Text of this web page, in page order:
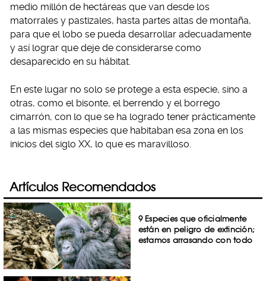
medio millón de hectáreas que van desde los
matorrales y pastizales, hasta partes altas de montaña,
para que el lobo se pueda desarrollar adecuadamente
y así lograr que deje de considerarse como
desaparecido en su hábitat.
En este lugar no solo se protege a esta especie, sino a
otras, como el bisonte, el berrendo y el borrego
cimarrón, con lo que se ha logrado tener prácticamente
a las mismas especies que habitaban esa zona en los
inicios del siglo XX, lo que es maravilloso.
Artículos Recomendados
9 Especies que oficialmente
están en peligro de extinción;
estamos arrasando con todo